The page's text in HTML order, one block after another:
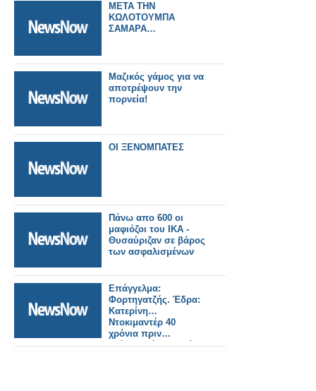
ΜΕΤΑ ΤΗΝ
ΚΩΛΟΤΟΥΜΠΑ
ΣΑΜΑΡΑ…
Μαζικός γάμος για να
αποτρέψουν την
πορνεία!
ΟΙ ΞΕΝΟΜΠΑΤΕΣ
Πάνω απο 600 οι
μαφιόζοι του ΙΚΑ -
Θυσαύριζαν σε βάρος
των ασφαλισμένων
Επάγγελμα:
Φορτηγατζής. Έδρα:
Κατερίνη…
Ντοκιμαντέρ 40
χρόνια πριν…
επίκαιρο όσο ποτέ!